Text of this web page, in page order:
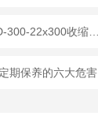
期保养的六大危害